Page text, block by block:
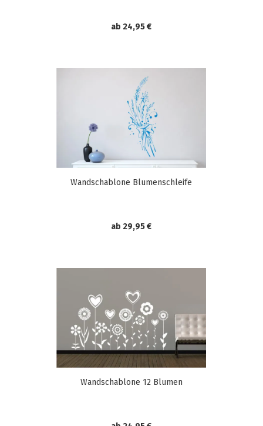
ab 24,95 €
Wandschablone Blumenschleife
ab 29,95 €
Wandschablone 12 Blumen